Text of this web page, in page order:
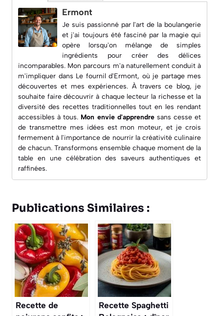
Ermont
Je suis passionné par l'art de la boulangerie
et j'ai toujours été fasciné par la magie qui
opère lorsqu'on mélange de simples
ingrédients pour créer des délices
incomparables. Mon parcours m'a naturellement conduit à
m'impliquer dans Le fournil d'Ermont, où je partage mes
découvertes et mes expériences. À travers ce blog, je
souhaite faire découvrir à chaque lecteur la richesse et la
diversité des recettes traditionnelles tout en les rendant
accessibles à tous. Mon envie d'apprendresans cesse et
de transmettre mes idées est mon moteur, et je crois
fermement à l'importance de nourrir la créativité culinaire
de chacun. Transformons ensemble chaque moment de la
table en une célébration des saveurs authentiques et
raffinées.
Publications Similaires :
Recette de
Recette Spaghetti